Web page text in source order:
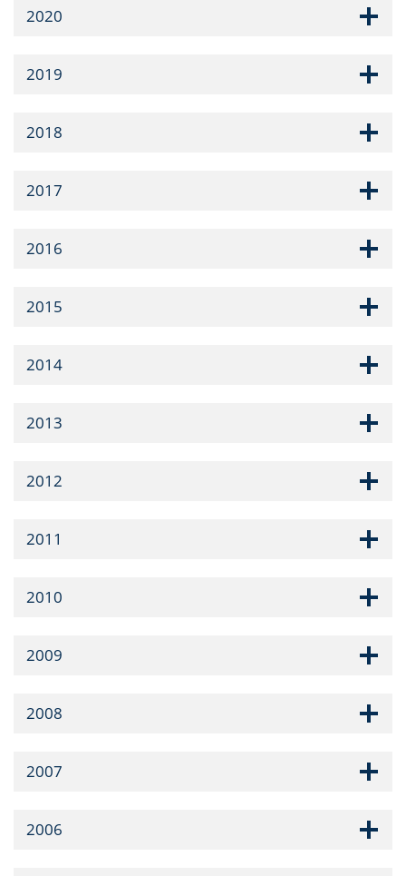
2020
2019
2018
2017
2016
2015
2014
2013
2012
2011
2010
2009
2008
2007
2006